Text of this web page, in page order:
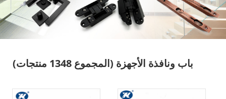
باب ونافذة الأجهزة (المجموع 1348 منتجات)